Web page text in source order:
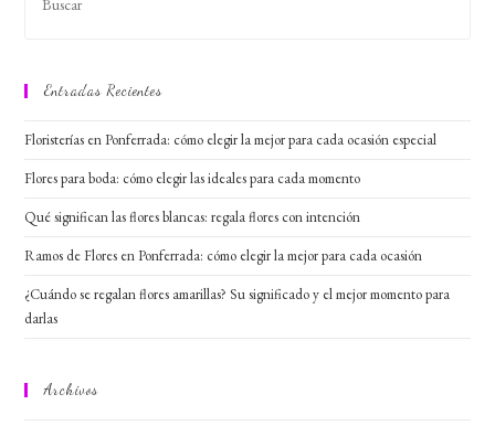
Entradas Recientes
Floristerías en Ponferrada: cómo elegir la mejor para cada ocasión especial
Flores para boda: cómo elegir las ideales para cada momento
Qué significan las flores blancas: regala flores con intención
Ramos de Flores en Ponferrada: cómo elegir la mejor para cada ocasión
¿Cuándo se regalan flores amarillas? Su significado y el mejor momento para
darlas
Archivos